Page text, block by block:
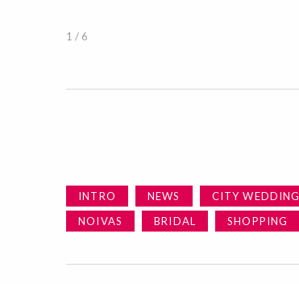
1 / 6
INTRO NEWS CITY WEDDING
NOIVAS
BRIDAL SHOPPING